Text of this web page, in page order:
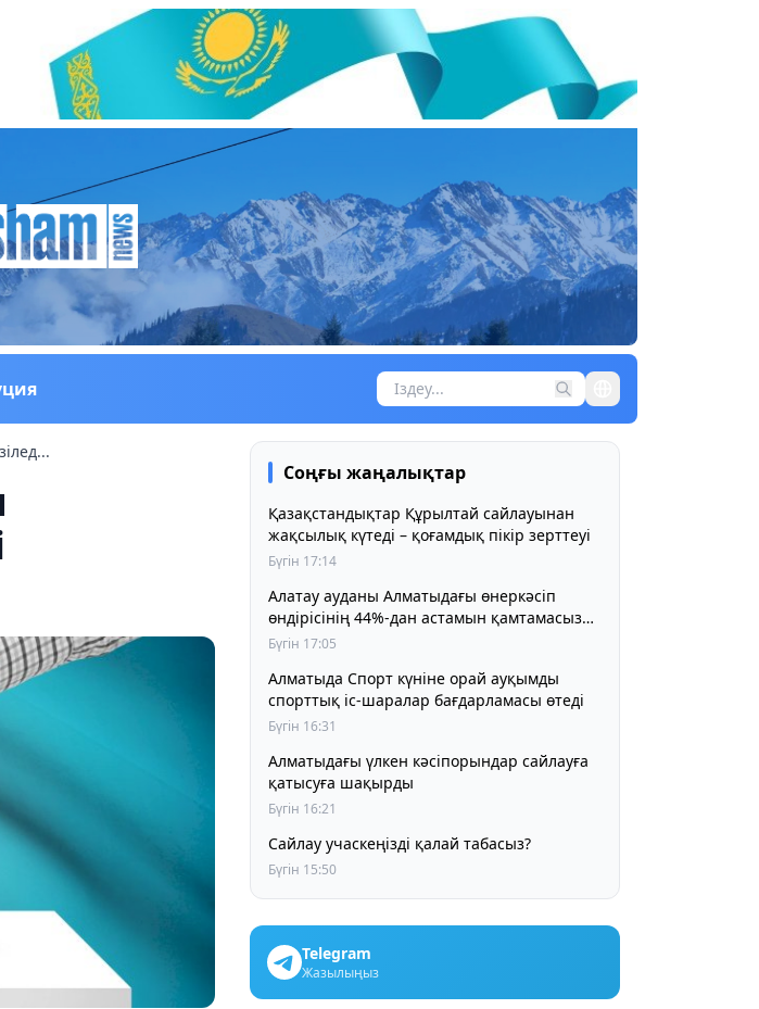
Соңғы жаңалықтар
Қазақстандықтар Құрылтай сайлауынан
жақсылық күтеді – қоғамдық пікір зерттеуі
Бүгін 17:14
Алатау ауданы Алматыдағы өнеркәсіп
өндірісінің 44%-дан астамын қамтамасыз
етіп отыр
Бүгін 17:05
Алматыда Спорт күніне орай ауқымды
спорттық іс-шаралар бағдарламасы өтеді
Бүгін 16:31
Алматыдағы үлкен кәсіпорындар сайлауға
қатысуға шақырды
Бүгін 16:21
Сайлау учаскеңізді қалай табасыз?
Бүгін 15:50
Telegram
Жазылыңыз